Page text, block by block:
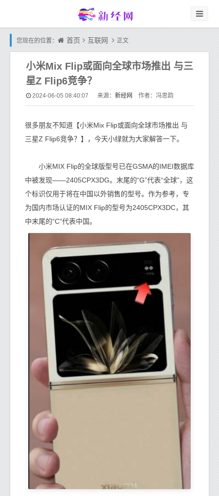
您现在的位置： 首页 互联网 正文
小米Mix Flip或面向全球市场推出 与三
星Z Flip6竞争？
2024-06-05 08:40:07 来源： 新经网 作者：冯思韵
很多朋友不知道【小米Mix Flip或面向全球市场推出 与
三星Z Flip6竞争？】，今天小绿就为大家解答一下。
小米MIX Flip的全球版型号已在GSMA的IMEI数据库
中被发现——2405CPX3DG。末尾的“G”代表“全球”，这
个标识仅用于将在中国以外销售的型号。作为参考，专
为国内市场认证的MIX Flip的型号为2405CPX3DC，其
中末尾的“C”代表中国。